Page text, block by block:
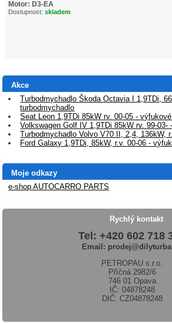
Motor: D3-EA
Dostupnost: skladem
Akce
Turbodmychadlo Škoda Octavia I 1,9TDi,
turbodmychadlo
Seat Leon 1,9TDi 85kW rv. 00-05 -
Volkswagen Golf IV 1,9TDi 85kW rv. 99-
Turbodmychadlo Volvo V70 II, 2,4, 136kW,
Ford Galaxy 1,9TDi, 85kW, r.v. 00-06 -
Moje odkazy
e-shop AUTOCARRO PARTS
Rychlý kontakt
Tel: +420 602 718
Email:
PETROPAU s.r.o.
Příčná 2982/6
746 01 Opava
IČ: 04878248
DIČ: CZ04878248